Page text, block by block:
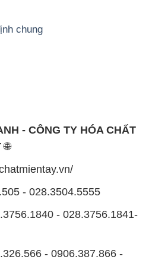
chung
- CÔNG TY HÓA CHẤT
🌐
- 028.3504.5555
- 028.3756.1841-
- 0906.387.866 -